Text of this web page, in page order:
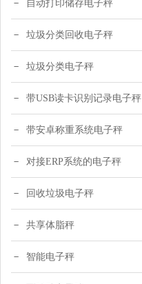
自动打印储存电子秤
垃圾分类回收电子秤
垃圾分类电子秤
带USB读卡识别记录电子秤
带安卓称重系统电子秤
对接ERP系统的电子秤
回收垃圾电子秤
共享体脂秤
智能电子秤